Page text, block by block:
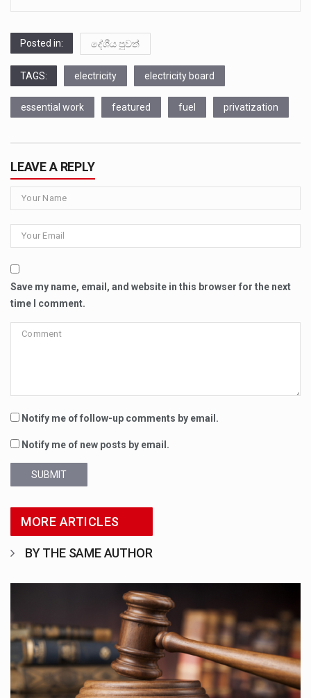
Posted in: දේශීය පුවත්
TAGS: electricity electricity board
essential work featured fuel privatization
LEAVE A REPLY
Save my name, email, and website in this browser for the next
time I comment.
Notify me of follow-up comments by email.
Notify me of new posts by email.
SUBMIT
MORE ARTICLES
BY THE SAME AUTHOR